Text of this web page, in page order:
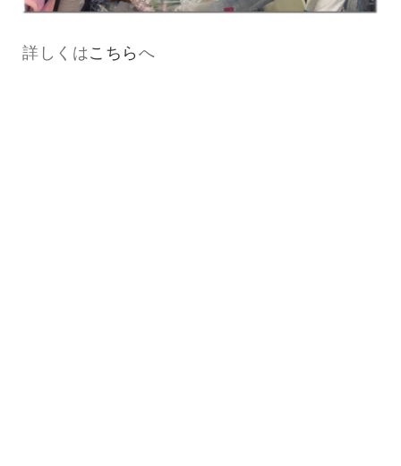
詳しくはこちらへ